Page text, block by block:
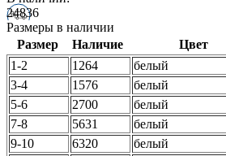
24836
Размеры в наличии
Размер
Наличие
Цвет
1-2
1264
белый
3-4
1576
белый
5-6
2700
белый
7-8
5631
белый
9-10
6320
белый